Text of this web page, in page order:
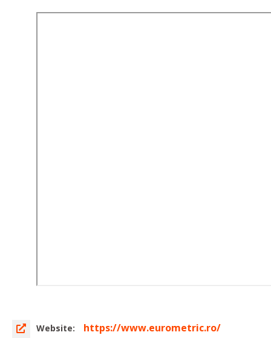
Website: https://www.eurometric.ro/